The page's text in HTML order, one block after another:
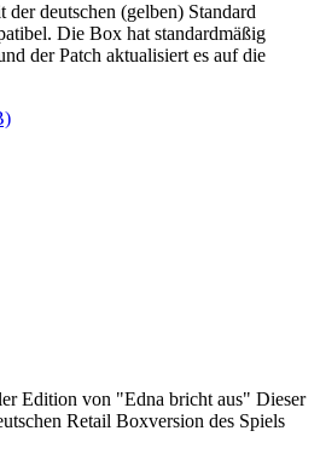
deutschen (gelben) Standard
Die Box hat standardmäßig
der Patch aktualisiert es auf die
Edition von "Edna bricht aus" Dieser
Retail Boxversion des Spiels